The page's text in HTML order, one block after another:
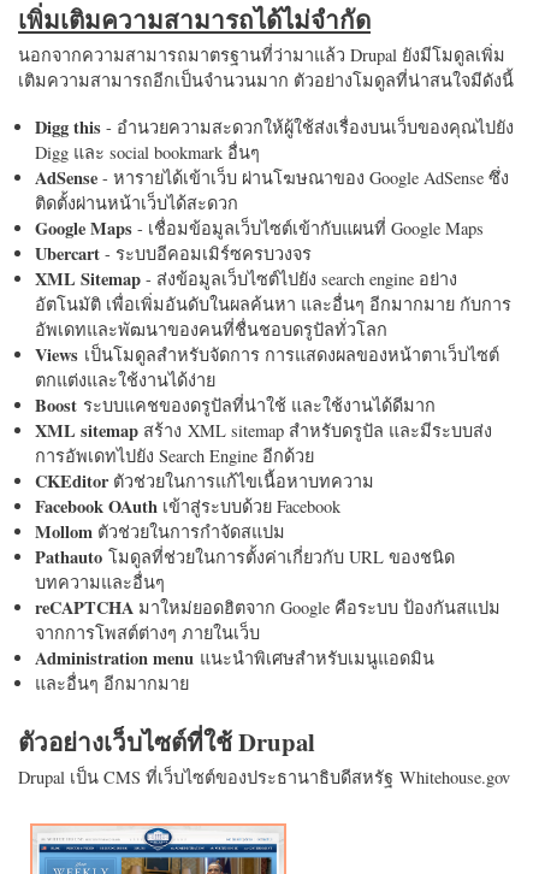
เพิ่มเติมความสามารถได้ไม่จำกัด
นอกจากความสามารถมาตรฐานที่ว่ามาแล้ว Drupal ยังมีโมดูลเพิ่ม
เติมความสามารถอีกเป็นจำนวนมาก ตัวอย่างโมดูลที่น่าสนใจมีดังนี้
Digg this - อำนวยความสะดวกให้ผู้ใช้ส่งเรื่องบนเว็บของคุณไปยัง
Digg และ social bookmark อื่นๆ
AdSense - หารายได้เข้าเว็บ ผ่านโฆษณาของ Google AdSense ซึ่ง
ติดตั้งผ่านหน้าเว็บได้สะดวก
Google Maps - เชื่อมข้อมูลเว็บไซต์เข้ากับแผนที่ Google Maps
Ubercart - ระบบอีคอมเมิร์ซครบวงจร
XML Sitemap - ส่งข้อมูลเว็บไซต์ไปยัง search engine อย่าง
อัตโนมัติ เพื่อเพิ่มอันดับในผลค้นหา และอื่นๆ อีกมากมาย กับการ
อัพเดทและพัฒนาของคนที่ชื่นชอบดรูปัลทั่วโลก
Views เป็นโมดูลสำหรับจัดการ การแสดงผลของหน้าตาเว็บไซต์
ตกแต่งและใช้งานได้ง่าย
Boost ระบบแคชของดรูปัลที่น่าใช้ และใช้งานได้ดีมาก
XML sitemap สร้าง XML sitemap สำหรับดรูปัล และมีระบบส่ง
การอัพเดทไปยัง Search Engine อีกด้วย
CKEditorตัวช่วยในการแก้ไขเนื้อหาบทความ
Facebook OAuth เข้าสู่ระบบด้วย Facebook
Mollom ตัวช่วยในการกำจัดสแปม
Pathauto โมดูลที่ช่วยในการตั้งค่าเกี่ยวกับ URL ของชนิด
บทความและอื่นๆ
reCAPTCHA มาใหม่ยอดฮิตจาก Google คือระบบ ป้องกันสแปม
จากการโพสต์ต่างๆ ภายในเว็บ
Administration menu แนะนำพิเศษสำหรับเมนูแอดมิน
และอื่นๆ อีกมากมาย
ตัวอย่างเว็บไซต์ที่ใช้ Drupal
Drupal เป็น CMS ที่เว็บไซต์ของประธานาธิบดีสหรัฐ Whitehouse.gov